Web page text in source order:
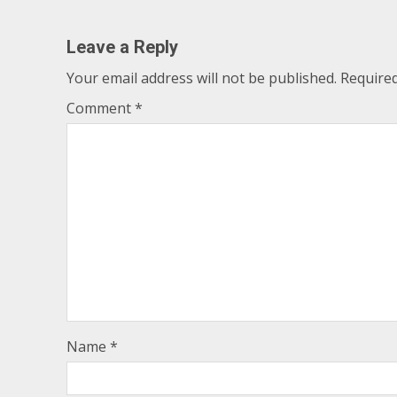
Leave a Reply
Your email address will not be published.
Comment*
Name *